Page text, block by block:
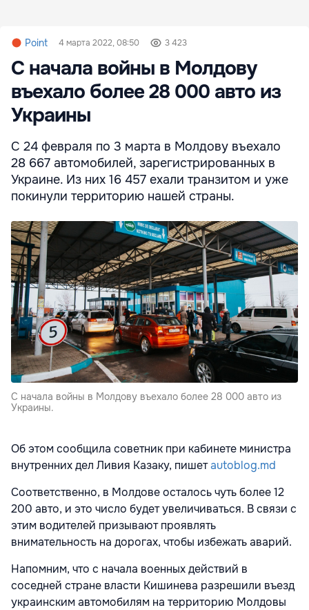
Point 4 марта 2022, 08:50 3 423
С начала войны в Молдову
въехало более 28 000 авто из
Украины
С 24 февраля по 3 марта в Молдову въехало
28 667 автомобилей, зарегистрированных в
Украине. Из них 16 457 ехали транзитом и уже
покинули территорию нашей страны.
С начала войны в Молдову въехало более 28 000 авто из
Украины.
Об этом сообщила советник при кабинете министра
внутренних дел Ливия Казаку, пишетautoblog.md
Соответственно, в Молдове осталось чуть более 12
200 авто, и это число будет увеличиваться. В связи с
этим водителей призывают проявлять
внимательность на дорогах, чтобы избежать аварий.
Напомним, что с начала военных действий в
соседней стране власти Кишинева разрешили въезд
украинским автомобилям на территорию Молдовы